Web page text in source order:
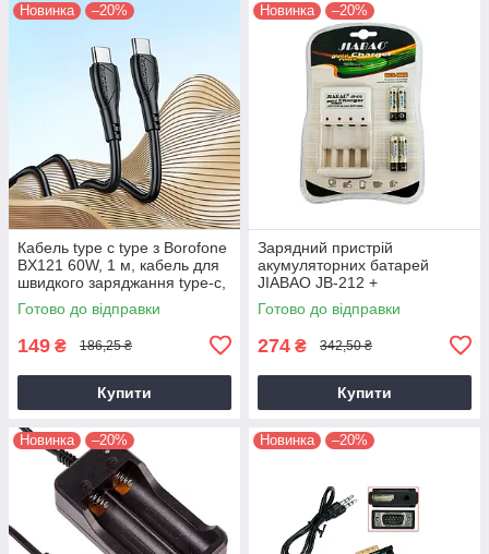
Новинка –20%
Кабель type c type з Borofone
BX121 60W, 1 м, кабель для
швидкого заряджання type-c,
дріт для заряджання
Готово до відправки
149 ₴ 186,25 ₴
Купити
Новинка –20%
Зарядний пристрій
акумуляторних батарей
JIABAO JB-212 +
акумулятори 4 шт. AAA
Готово до відправки
274 ₴ 342,50 ₴
Купити
Новинка –20% Новинка –20%